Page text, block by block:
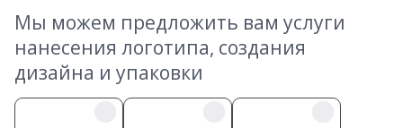
Мы можем предложить вам услуги
нанесения логотипа, создания
дизайна и упаковки